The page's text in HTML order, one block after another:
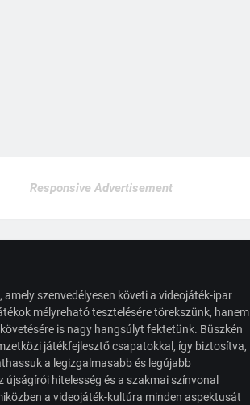
Responsive Advertisement
szenvedélyesen követi a videojáték-ipar
mélyreható tesztelésére törekszünk, hanem
is nagy hangsúlyt fektetünk. Büszkén
játékfejlesztő csapatokkal, így biztosítva,
a legizgalmasabb és legújabb
újságírói hitelesség és a szakmai színvonal
a videojáték-kultúra minden aspektusát